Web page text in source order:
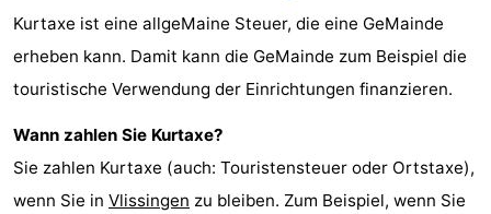
trinken
Ausgehen
Ringstechen
Praktisch
Forum
Kurtaxe ist eine allgeMaine Steuer, die eine GeMainde
erheben kann. Damit kann die GeMainde zum Beispiel die
touristische Verwendung der Einrichtungen finanzieren.
Wann zahlen Sie Kurtaxe?
Sie zahlen Kurtaxe (auch: Touristensteuer oder Ortstaxe),
wenn Sie in Vlissingen zu bleiben. Zum Beispiel, wenn Sie